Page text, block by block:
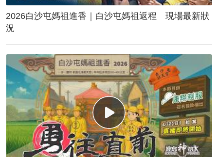
2026白沙屯媽祖進香｜白沙屯媽祖返程 現場最新狀
況